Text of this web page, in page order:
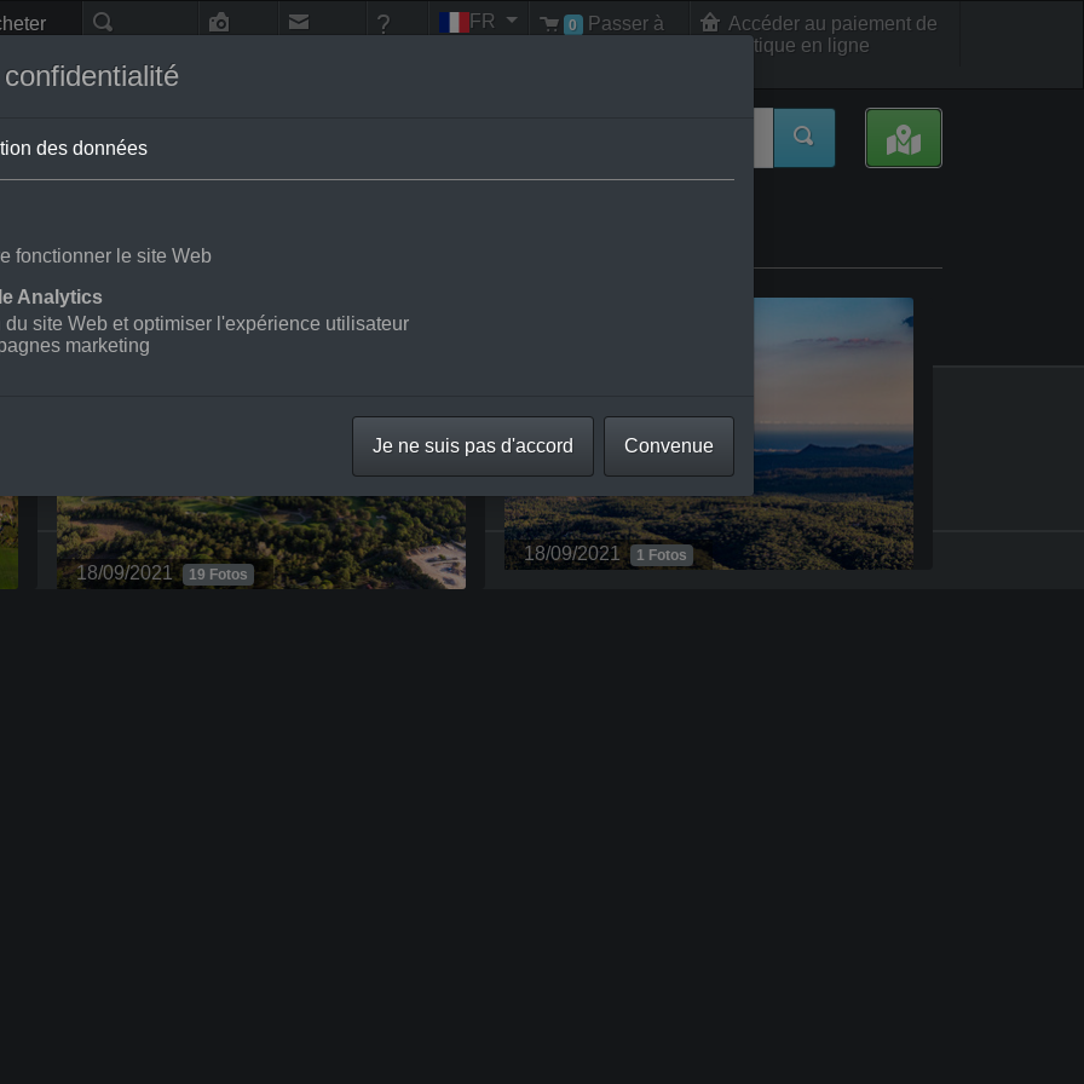
FR 0
Passer à
Accéder au paiement de
la boutique en ligne
Fayence
18/09/2021 14 Fotos 18/09/2021 1 Fotos
Tourrettes
18/09/2021 19 Fotos
Des prix
des données
fonctionner le site Web
Analytics
site Web et optimiser l'expérience utilisateur
marketing
Je ne suis pas d'accord Convenue